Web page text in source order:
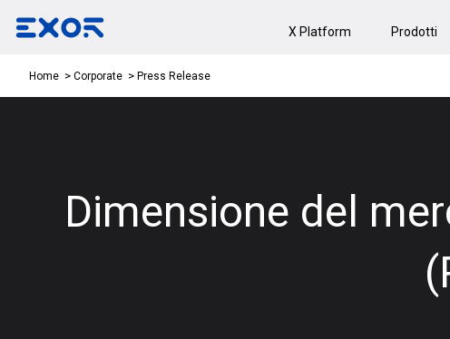
X Platform Prodotti
Home Corporate Press Release
Dimensione del